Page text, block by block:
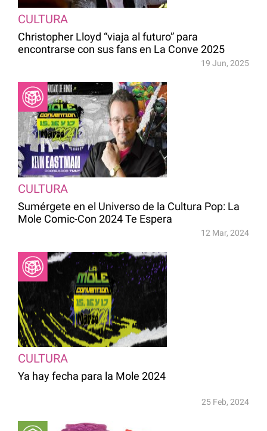
CULTURA
Christopher Lloyd “viaja al futuro” para
encontrarse con sus fans en La Conve 2025
19 Jun, 2025
CULTURA
Sumérgete en el Universo de la Cultura Pop: La
Mole Comic-Con 2024 Te Espera
12 Mar, 2024
CULTURA
Ya hay fecha para la Mole 2024
25 Feb, 2024